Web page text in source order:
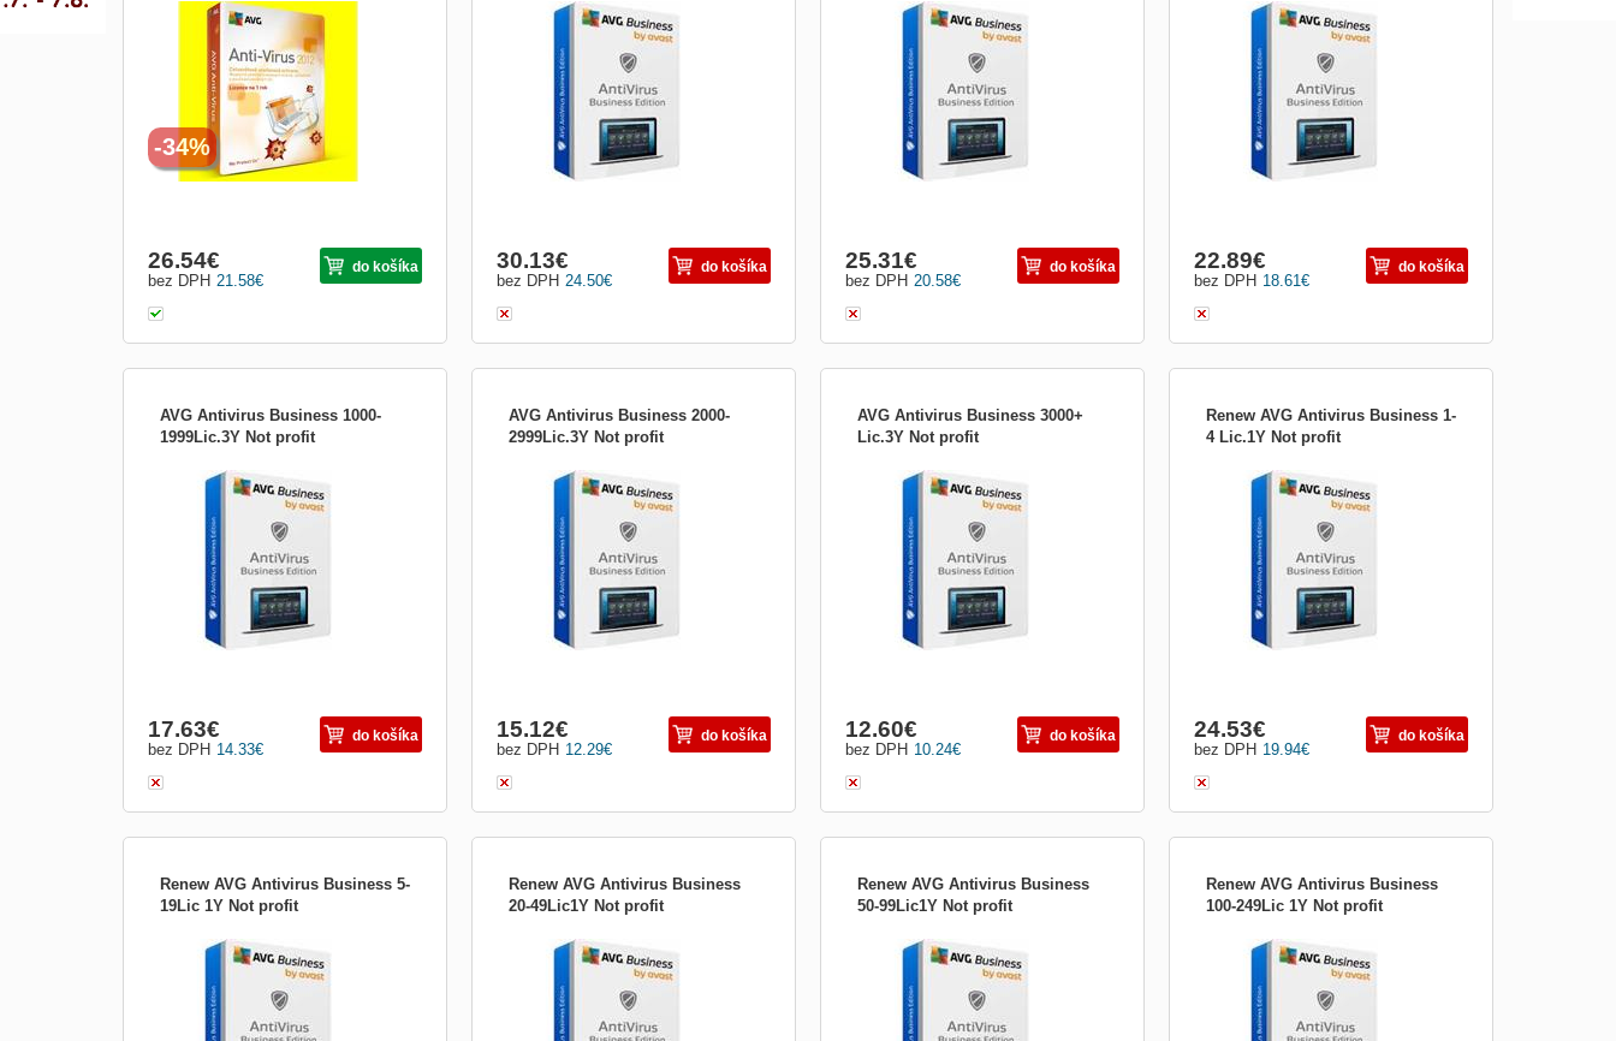
AVG Antivirus licencia pre 1 PC s
platnosťou na 2 roky. Antivírusová
ochrana, ktorá sa automaticky aktualizuje,
aby vás chránila pred neustále sa
vyvíjajúcimi hrozbami. Ako hakeri vyvíjajú
stále nové techniky, výskumné laboratória
spoločnosti AVG spracúv
21.58€
bez DPH
26.54€ do košíka
-34%
Chraňte svá firemní koncová zařízení, e-
mail a síť před ransomwarem, spamem,
phishingem a dalšími hrozbami. Bezpečná
síť. Okamžitě. CyberCapture Když si do
některého z počítačů stáhnete neznámý
soubor, jeho kopii odešleme do naší virové
laboratoře, kte...
24.50€
bez DPH
30.13€ do košíka
Chraňte svá firemní koncová zařízení, e-
mail a síť před ransomwarem, spamem,
phishingem a dalšími hrozbami. Bezpečná
síť. Okamžitě. CyberCapture Když si do
některého z počítačů stáhnete neznámý
soubor, jeho kopii odešleme do naší virové
laboratoře, kte...
20.58€
bez DPH
25.31€ do košíka
Chraňte svá firemní koncová zařízení, e-
mail a síť před ransomwarem, spamem,
phishingem a dalšími hrozbami. Bezpečná
síť. Okamžitě. CyberCapture Když si do
některého z počítačů stáhnete neznámý
soubor, jeho kopii odešleme do naší virové
laboratoře, kte...
18.61€
bez DPH
22.89€ do košíka
AVG Antivirus Business 1000-
1999Lic.3Y Not profit
Chraňte svá firemní koncová zařízení, e-
mail a síť před ransomwarem, spamem,
phishingem a dalšími hrozbami. Bezpečná
síť. Okamžitě. CyberCapture Když si do
některého z počítačů stáhnete neznámý
soubor, jeho kopii odešleme do naší virové
laboratoře, kte...
14.33€
bez DPH
17.63€ do košíka
AVG Antivirus Business 2000-
2999Lic.3Y Not profit
Chraňte svá firemní koncová zařízení, e-
mail a síť před ransomwarem, spamem,
phishingem a dalšími hrozbami. Bezpečná
síť. Okamžitě. CyberCapture Když si do
některého z počítačů stáhnete neznámý
soubor, jeho kopii odešleme do naší virové
laboratoře, kte...
12.29€
bez DPH
15.12€ do košíka
AVG Antivirus Business 3000+
Lic.3Y Not profit
Chraňte svá firemní koncová zařízení, e-
mail a síť před ransomwarem, spamem,
phishingem a dalšími hrozbami. Bezpečná
síť. Okamžitě. CyberCapture Když si do
některého z počítačů stáhnete neznámý
soubor, jeho kopii odešleme do naší virové
laboratoře, kte...
10.24€
bez DPH
12.60€ do košíka
Renew AVG Antivirus Business 1-
4 Lic.1Y Not profit
Chraňte svá firemní koncová zařízení, e-
mail a síť před ransomwarem, spamem,
phishingem a dalšími hrozbami. Bezpečná
síť. Okamžitě. CyberCapture Když si do
některého z počítačů stáhnete neznámý
soubor, jeho kopii odešleme do naší virové
laboratoře, kte...
19.94€
bez DPH
24.53€ do košíka
Renew AVG Antivirus Business 5-
19Lic 1Y Not profit
Chraňte svá firemní koncová zařízení, e-
mail a síť před ransomwarem, spamem,
phishingem a dalšími hrozbami. Bezpečná
síť. Okamžitě. CyberCapture Když si do
některého z počítačů stáhnete neznámý
soubor, jeho kopii odešleme do naší virové
laboratoře, kte...
Renew AVG Antivirus Business
20-49Lic1Y Not profit
Chraňte svá firemní koncová zařízení, e-
mail a síť před ransomwarem, spamem,
phishingem a dalšími hrozbami. Bezpečná
síť. Okamžitě. CyberCapture Když si do
některého z počítačů stáhnete neznámý
soubor, jeho kopii odešleme do naší virové
laboratoře, kte...
Renew AVG Antivirus Business
50-99Lic1Y Not profit
Chraňte svá firemní koncová zařízení, e-
mail a síť před ransomwarem, spamem,
phishingem a dalšími hrozbami. Bezpečná
síť. Okamžitě. CyberCapture Když si do
některého z počítačů stáhnete neznámý
soubor, jeho kopii odešleme do naší virové
laboratoře, kte...
Renew AVG Antivirus Business
100-249Lic 1Y Not profit
Chraňte svá firemní koncová zařízení, e-
mail a síť před ransomwarem, spamem,
phishingem a dalšími hrozbami. Bezpečná
síť. Okamžitě. CyberCapture Když si do
některého z počítačů stáhnete neznámý
soubor, jeho kopii odešleme do naší virové
laboratoře, kte...